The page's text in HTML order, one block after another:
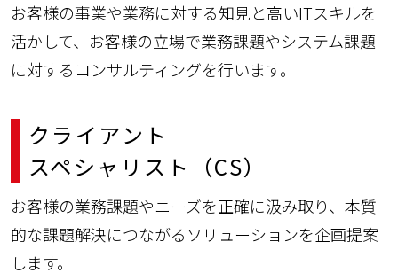
お客様の事業や業務に対する知見と高いITスキルを
活かして、お客様の立場で業務課題やシステム課題
に対するコンサルティングを行います。
クライアント
スペシャリスト（CS）
お客様の業務課題やニーズを正確に汲み取り、本質
的な課題解決につながるソリューションを企画提案
します。